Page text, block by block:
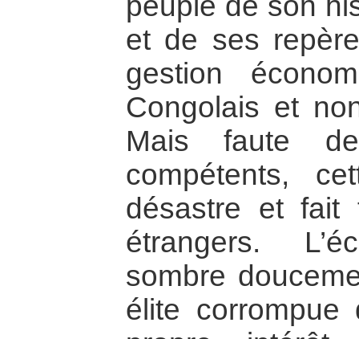
et de ses
gestion
Congolais et
Mais faute
compétents,
désastre et fait
étrangers.
sombre
élite